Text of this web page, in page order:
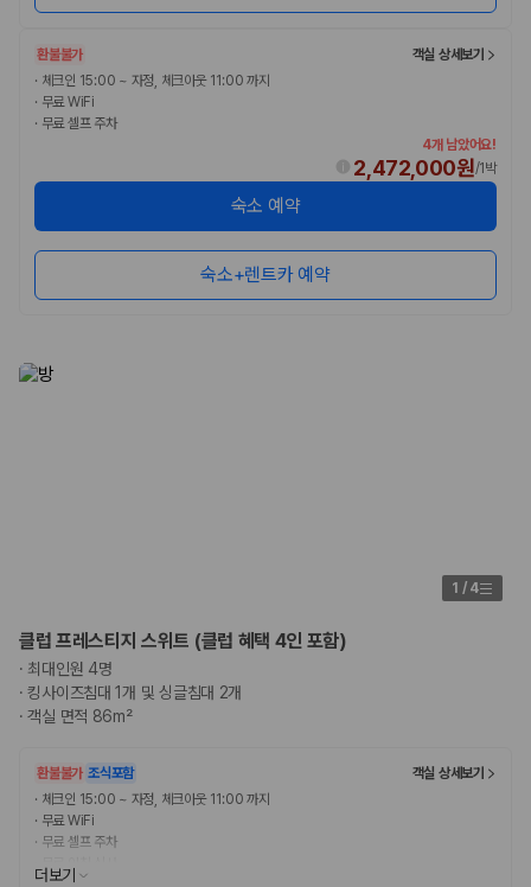
환불불가
객실 상세보기
· 체크인 15:00 ~ 자정, 체크아웃 11:00 까지
· 무료 WiFi
· 무료 셀프 주차
4개 남았어요!
2,472,000원/1박
숙소 예약
숙소+렌트카 예약
1 / 4
클럽 프레스티지 스위트 (클럽 혜택 4인 포함)
· 최대인원 4명
·킹사이즈침대 1개 및 싱글침대 2개
·객실 면적 86m²
환불불가 조식포함
객실 상세보기
· 체크인 15:00 ~ 자정, 체크아웃 11:00 까지
· 무료 WiFi
· 무료 셀프 주차
무료 아침 식사
더보기